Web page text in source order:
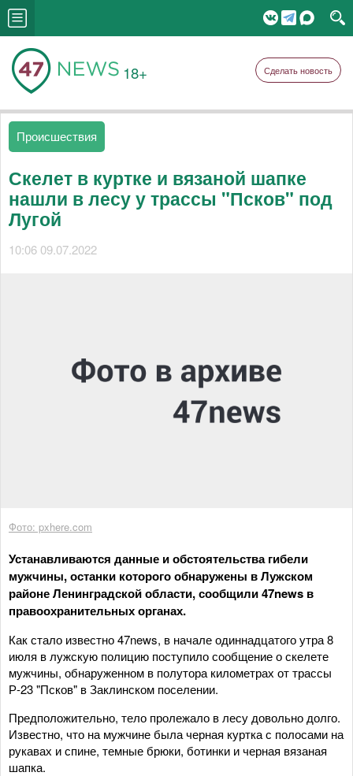
18+ Сделать новость
Происшествия
Скелет в куртке и вязаной шапке
нашли в лесу у трассы "Псков" под
Лугой
10:06 09.07.2022
Фото: pxhere.com
Устанавливаются данные и обстоятельства гибели
мужчины, останки которого обнаружены в Лужском
районе Ленинградской области, сообщили 47news в
правоохранительных органах.
Как стало известно 47news, в начале одиннадцатого утра 8
июля в лужскую полицию поступило сообщение о скелете
мужчины, обнаруженном в полутора километрах от трассы
Р-23 "Псков" в Заклинском поселении.
Предположительно, тело пролежало в лесу довольно долго.
Известно, что на мужчине была черная куртка с полосами на
рукавах и спине, темные брюки, ботинки и черная вязаная
шапка.